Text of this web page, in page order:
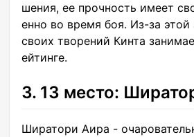
шения, ее прочность имеет
енно во время боя. Из-за этой
своих творений Кинта
ейтинге.
3. 13 место:
Ширатори Аира -